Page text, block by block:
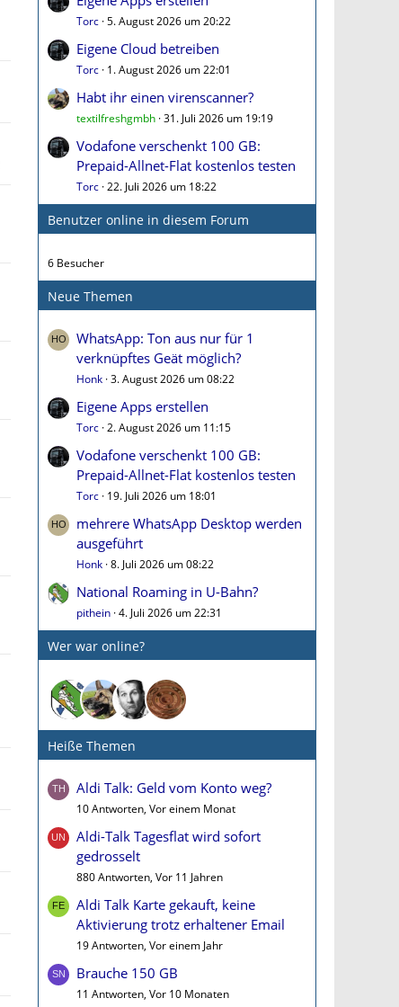
Torc 5. August 2026 um 20:22
Eigene Cloud betreiben
Torc 1. August 2026 um 22:01
Habt ihr einen virenscanner?
textilfreshgmbh 31. Juli 2026 um 19:19
Vodafone verschenkt 100 GB:
Prepaid-Allnet-Flat kostenlos testen
Torc 22. Juli 2026 um 18:22
Benutzer online in diesem Forum
6 Besucher
Neue Themen
WhatsApp: Ton aus nur für 1
verknüpftes Geät möglich?
Honk 3. August 2026 um 08:22
Eigene Apps erstellen
Torc 2. August 2026 um 11:15
Vodafone verschenkt 100 GB:
Prepaid-Allnet-Flat kostenlos testen
Torc 19. Juli 2026 um 18:01
mehrere WhatsApp Desktop werden
ausgeführt
Honk 8. Juli 2026 um 08:22
National Roaming in U-Bahn?
pithein 4. Juli 2026 um 22:31
Wer war online?
Heiße Themen
Aldi Talk: Geld vom Konto weg?
10 Antworten, Vor einem Monat
Aldi-Talk Tagesflat wird sofort
gedrosselt
880 Antworten, Vor 11 Jahren
Aldi Talk Karte gekauft, keine
Aktivierung trotz erhaltener Email
19 Antworten, Vor einem Jahr
Brauche 150 GB
11 Antworten, Vor 10 Monaten